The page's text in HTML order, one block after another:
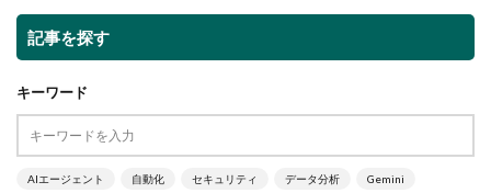
記事を探す
キーワード
AIエージェント 自動化 セキュリティ データ分析 Gemini